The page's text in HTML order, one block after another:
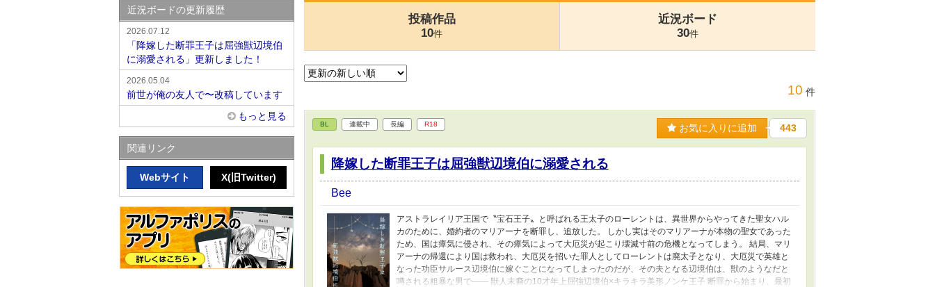
投稿作品
10件
近況ボード
30件
10 件
BL 連載中 長編 R18 お気に入りに追加 443
降嫁した断罪王子は屈強獣辺境伯に溺愛される
Bee
アストラレイリア王国で〝宝石王子〟と呼ばれる王太子のローレントは、異世界からやってきた聖女ハル
カのために、婚約者のマリアーナを断罪し、追放した。 しかし実はそのマリアーナが本物の聖女であった
ため、国は瘴気に侵され、その瘴気によって大厄災が起こり壊滅寸前の危機となってしまう。 結局、マリ
アーナの帰還により国は救われ、大厄災を招いた罪人としてローレントは廃太子となり、大厄災で英雄と
なった功臣サルース辺境伯に嫁ぐことになってしまったのだが、その夫となる辺境伯は、獣のようなだと
噂される粗暴な男で—— 獣人末裔の10才年上屈強辺境伯×キラキラ美形ノンケ王子 断罪から始まり、最初
近況ボードの更新履歴
2026.07.12
「降嫁した断罪王子は屈強獣辺境伯
に溺愛される」更新しました！
2026.05.04
前世が俺の友人で〜改稿しています
もっと見る
関連リンク
Webサイト X(旧Twitter)